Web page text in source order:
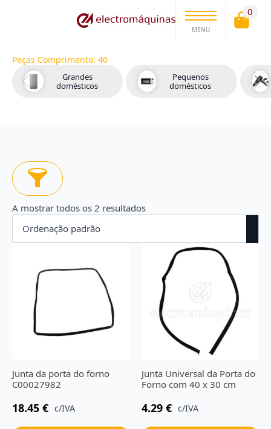
MENU
0
Peças Comprimento: 40
Grandes
domésticos
Pequenos
domésticos
A mostrar todos os 2 resultados
Junta da porta do forno
C00027982
18.45 € c/IVA
Junta Universal da Porta do
Forno com 40 x 30 cm
4.29 € c/IVA